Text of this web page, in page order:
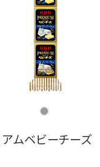
ムベビーチーズ